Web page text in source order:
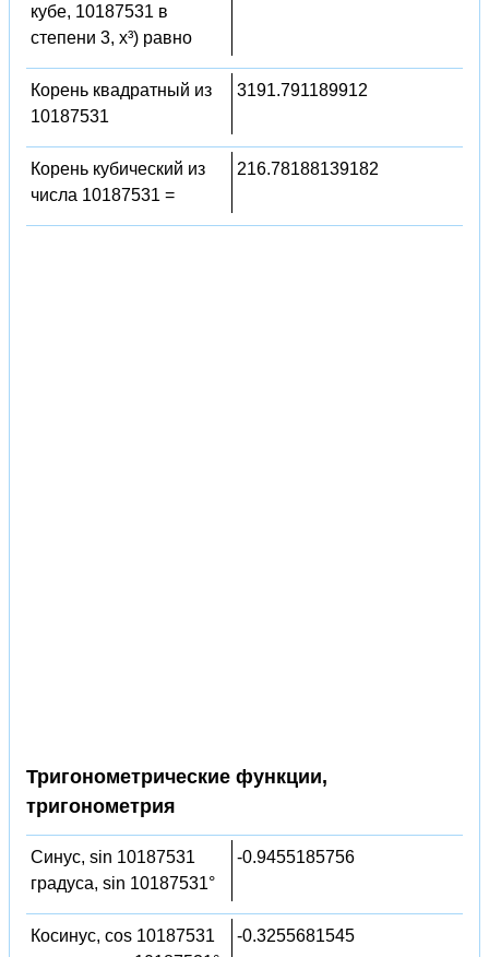
кубе, 10187531 в
степени 3, x³) равно
Корень квадратный из
10187531
3191.791189912
Корень кубический из
числа 10187531 =
216.78188139182
Тригонометрические функции,
тригонометрия
Синус, sin 10187531
градуса, sin 10187531°
-0.9455185756
Косинус, cos 10187531
-0.3255681545